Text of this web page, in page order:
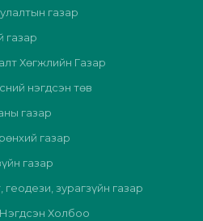
газар
газар
Хөгжлийн Газар
нэгдсэн төв
газар
газар
газар
зурагзүйн газар
Холбоо